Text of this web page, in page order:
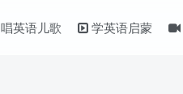
唱英语儿歌 学英语启蒙